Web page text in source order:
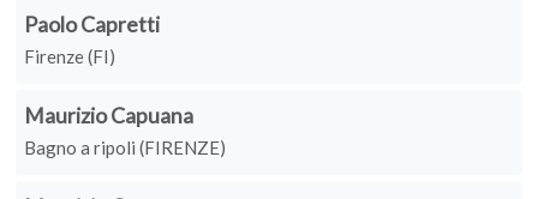
Paolo Capretti
Firenze (FI)
Maurizio Capuana
Bagno a ripoli (FIRENZE)